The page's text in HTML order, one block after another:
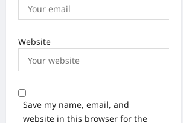
Website
Save my name, email, and
website in this browser for the